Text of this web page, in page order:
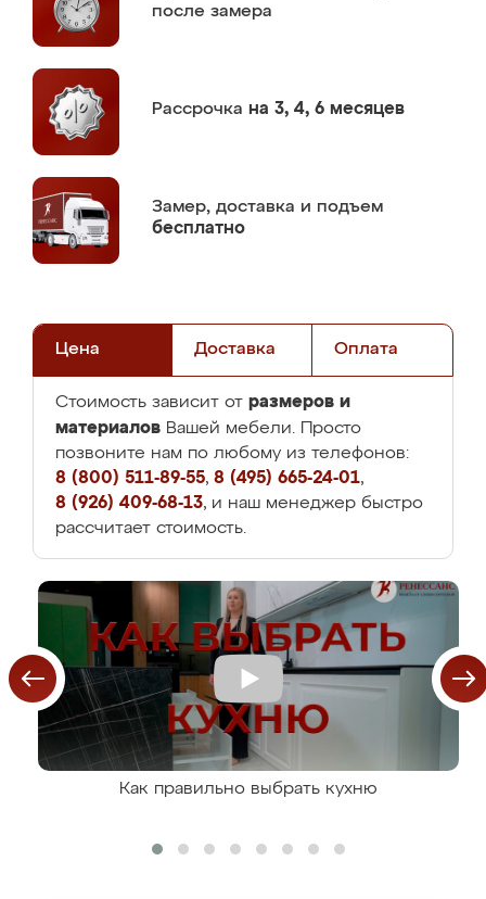
после замера
Рассрочка на 3, 4, 6 месяцев
Замер, доставка и подъем
бесплатно
Цена Доставка Оплата
Стоимость зависит от размеров и
материалов Вашей мебели. Просто
позвоните нам по любому из телефонов:
8 (800) 511-89-55, 8 (495) 665-24-01,
8 (926) 409-68-13, и наш менеджер быстро
рассчитает стоимость.
Как правильно выбрать кухню